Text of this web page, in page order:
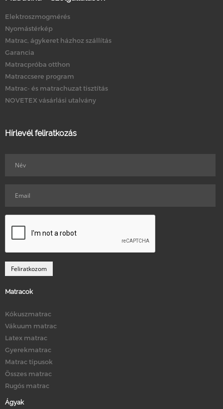
Elektroszmogmérés
Nyomástérkép
Matrac, ágykeret házhoz szállítás
Garancia
Matracpróba otthon
Matraccsere program
Matrac- és matrachuzat tisztítás
NOVETEX vásárlási utalvány
Hírlevél feliratkozás
Matracok
Kókuszmatrac
Vákuum matrac
Latex matrac
Gyerekmatrac
Matrac típusok
Összes matrac
Rugós matrac
Ágyak